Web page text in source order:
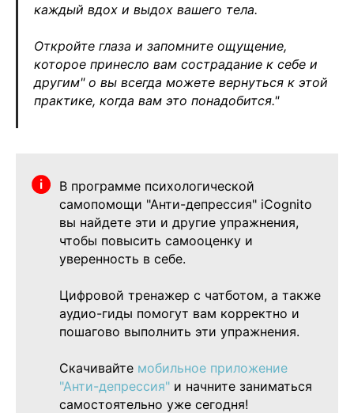
каждый вдох и выдох вашего тела.
Откройте глаза и запомните ощущение,
которое принесло вам сострадание к себе и
другим" о вы всегда можете вернуться к этой
практике, когда вам это понадобится."
В программе психологической
самопомощи "Анти-депрессия" iCognito
вы найдете эти и другие упражнения,
чтобы повысить самооценку и
уверенность в себе.
Цифровой тренажер с чатботом, а также
аудио-гиды помогут вам корректно и
пошагово выполнить эти упражнения.
Скачивайте мобильное приложение
"Анти-депрессия" и начните заниматься
самостоятельно уже сегодня!